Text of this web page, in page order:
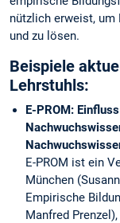
nützlich erweist, um
und zu lösen.
Beispiele
Lehrstuhls:
E-PROM:
E-PROM ist ein
München
Empirische
Manfred